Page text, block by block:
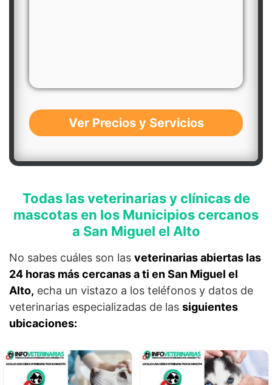
Ver Precios y Servicios
Todas las veterinarias y clínicas de
mascotas en los Municipios cercanos
a San Miguel el Alto
No sabes cuáles son las veterinarias abiertas las
24 horas más cercanas a ti en San Miguel el
Alto, echa un vistazo a los teléfonos y datos de
veterinarias especializadas de las siguientes
ubicaciones: